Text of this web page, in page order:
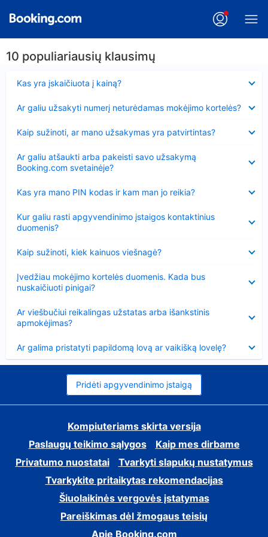
10 populiariausių klausimų
Kas yra įskaičiuota į kainą?
Ar galiu užsakyti numerį neturėdamas mokėjimo kortelės?
Kaip sužinoti, ar mano užsakymas yra patvirtintas?
Ar galiu atšaukti arba pakeisti savo užsakymą
Booking.com svetainėje?
Kas yra mano PIN kodas ir kam man jo reikia?
Kur galiu rasti apgyvendinimo įstaigos kontaktinius
duomenis?
Kaip sužinoti, kiek kainuos viešnagė?
Įvedžiau mokėjimo kortelės duomenis. Kada bus
nuskaičiuoti pinigai?
Ar viešbučiui reikalingas užstatas arba išankstinis
apmokėjimas?
Ar galima pristatyti papildomą lovą ar vaikišką lovelę?
Pridėti apgyvendinimo įstaigą
Kompiuteriams skirta versija
Paslaugų teikimo sąlygos
Kaip mes dirbame
Privatumo nuostatai
Tvarkyti slapukų nustatymus
Tvarkykite pritaikytas rekomendacijas
Šiuolaikinės vergovės įstatymas
Pareiškimas dėl žmogaus teisių
Apie Booking.com